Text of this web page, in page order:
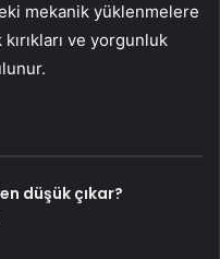
mekanik yüklenmelere
kırıkları ve yorgunluk
düşük çıkar?